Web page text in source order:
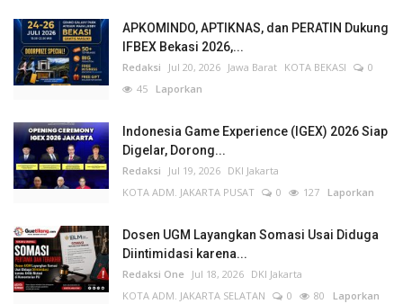
APKOMINDO, APTIKNAS, dan PERATIN Dukung
IFBEX Bekasi 2026,...
Redaksi Jul 20, 2026 Jawa Barat KOTA BEKASI
0
45 Laporkan
Indonesia Game Experience (IGEX) 2026 Siap
Digelar, Dorong...
Redaksi Jul 19, 2026 DKI Jakarta
KOTA ADM. JAKARTA PUSAT
0 127 Laporkan
Dosen UGM Layangkan Somasi Usai Diduga
Diintimidasi karena...
Redaksi One Jul 18, 2026 DKI Jakarta
KOTA ADM. JAKARTA SELATAN
0 80 Laporkan